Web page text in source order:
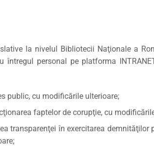
la nivelul Bibliotecii Naţionale a
personal pe platforma
public, cu modificările ulterioare;
faptelor de corupţie, cu
transparenţei în exercitarea